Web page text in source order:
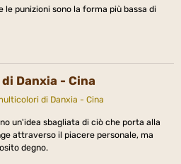
le punizioni sono la forma più bassa di
Danxia - Cina
un'idea sbagliata di ciò che porta alla
attraverso il piacere personale, ma
degno.